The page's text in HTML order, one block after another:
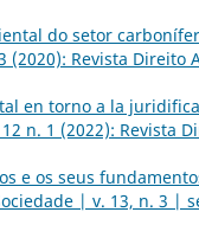
do setor
(2020): Revista Direito
en torno a la
n. 1 (2022): Revista
e os seus
| v. 13, n. 3 |